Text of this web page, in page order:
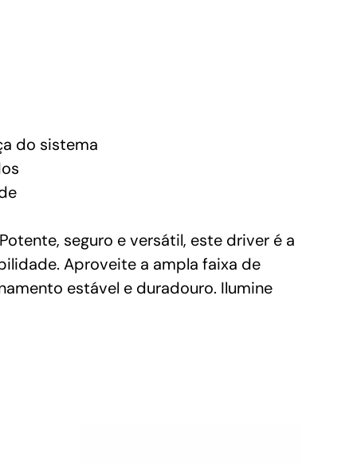
do sistema
seguro e versátil, este driver é a
Aproveite a ampla faixa de
estável e duradouro. Ilumine